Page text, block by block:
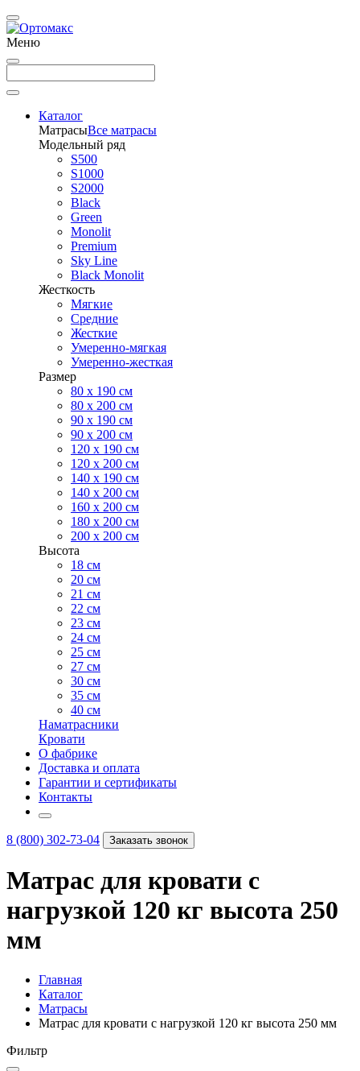
Меню
Каталог
МатрасыВсе матрасы
Модельный ряд
S500
S1000
S2000
Black
Green
Monolit
Premium
Sky Line
Black Monolit
Жесткость
Мягкие
Средние
Жесткие
Умеренно-мягкая
Умеренно-жесткая
Размер
80 х 190 см
80 х 200 см
90 х 190 см
90 х 200 см
120 х 190 см
120 х 200 см
140 х 190 см
140 х 200 см
160 х 200 см
180 х 200 см
200 х 200 см
Высота
18 см
20 см
21 см
22 см
23 см
24 см
25 см
27 см
30 см
35 см
40 см
Наматрасники
Кровати
О фабрике
Доставка и оплата
Гарантии и сертификаты
Контакты
8 (800) 302-73-04 Заказать звонок
Матрас для кровати с
нагрузкой 120 кг высота 250
мм
Главная
Каталог
Матрасы
Матрас для кровати с нагрузкой 120 кг высота 250 мм
Фильтр